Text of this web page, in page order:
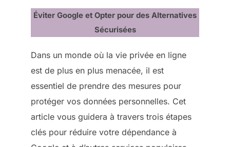
Éviter Google et Opter pour des Alternatives
Sécurisées
Dans un monde où la vie privée en ligne
est de plus en plus menacée, il est
essentiel de prendre des mesures pour
protéger vos données personnelles. Cet
article vous guidera à travers trois étapes
clés pour réduire votre dépendance à